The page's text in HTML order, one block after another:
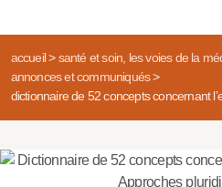
accueil> santé et soin, les voies de la
annonces et communiqués>
dictionnaire de 52 concepts concernant